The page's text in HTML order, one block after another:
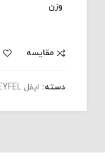
وزن
مقایسه
دسته: ایفل EYFEL